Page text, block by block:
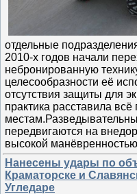
отдельные
2010-х годов начали
небронированную
целесообразности её
отсутствия защиты для
практика расставила всё
передвигаются на
высокой манёвренностью
Нанесены удары по
Краматорске и
Угледаре